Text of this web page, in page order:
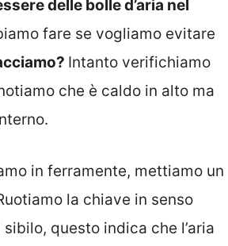
delle bolle d’aria nel
fare se vogliamo evitare
Intanto verifichiamo
che è caldo in alto ma
in ferramente, mettiamo un
la chiave in senso
questo indica che l’aria